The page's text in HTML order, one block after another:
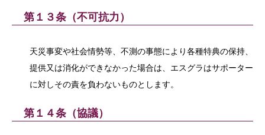
第１３条（不可抗力）
天災事変や社会情勢等、不測の事態により各種特典の保持、
提供又は消化ができなかった場合は、エスグラはサポーター
に対しその責を負わないものとします。
第１４条（協議）